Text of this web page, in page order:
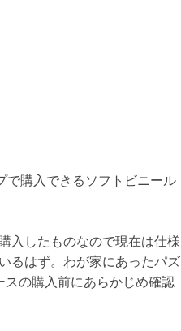
で購入できるソフトビニール
入したものなので現在は仕様
るはず。わが家にあったパズ
の購入前にあらかじめ確認